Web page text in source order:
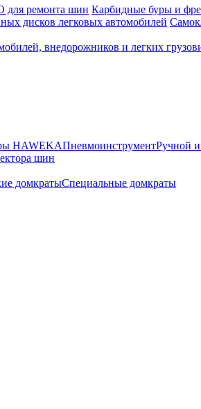
для ремонта шин Карбидные буры и
дисков легковых автомобилей
внедорожников и легких
HAWEKAПневмоинструментРучной
шин
домкратыСпециальные домкраты